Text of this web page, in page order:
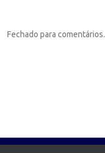
Fechado para comentários.